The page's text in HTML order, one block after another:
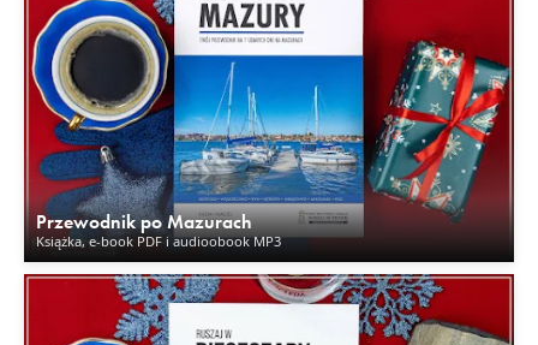
Przewodnik po Mazurach
Książka, e-book PDF i audioobook MP3